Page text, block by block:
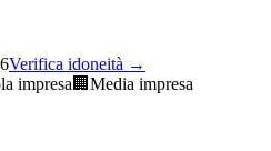
Verifica idoneità →
impresa 🏢 Media impresa